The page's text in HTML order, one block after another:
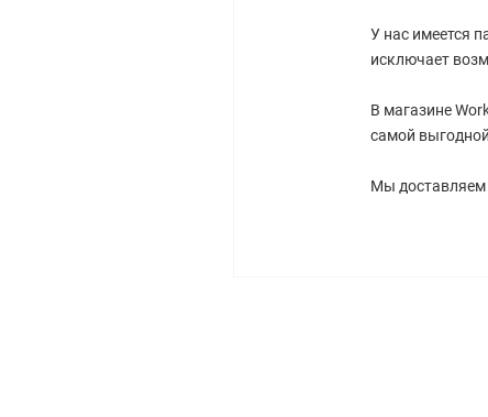
У нас имеется
исключает
В магазине
самой
Мы доставляем